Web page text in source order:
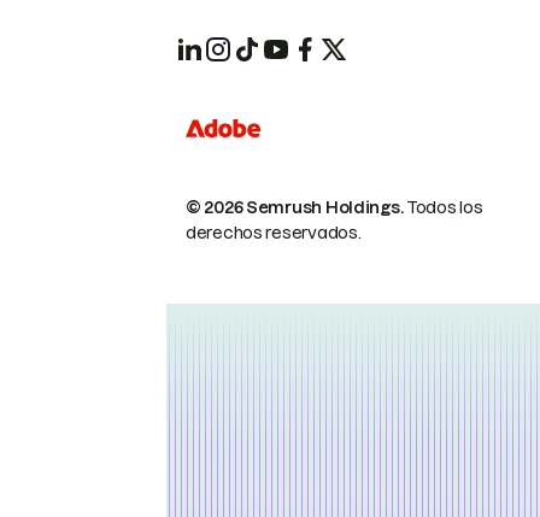
© 2026 Semrush Holdings.Todos los
derechos reservados.